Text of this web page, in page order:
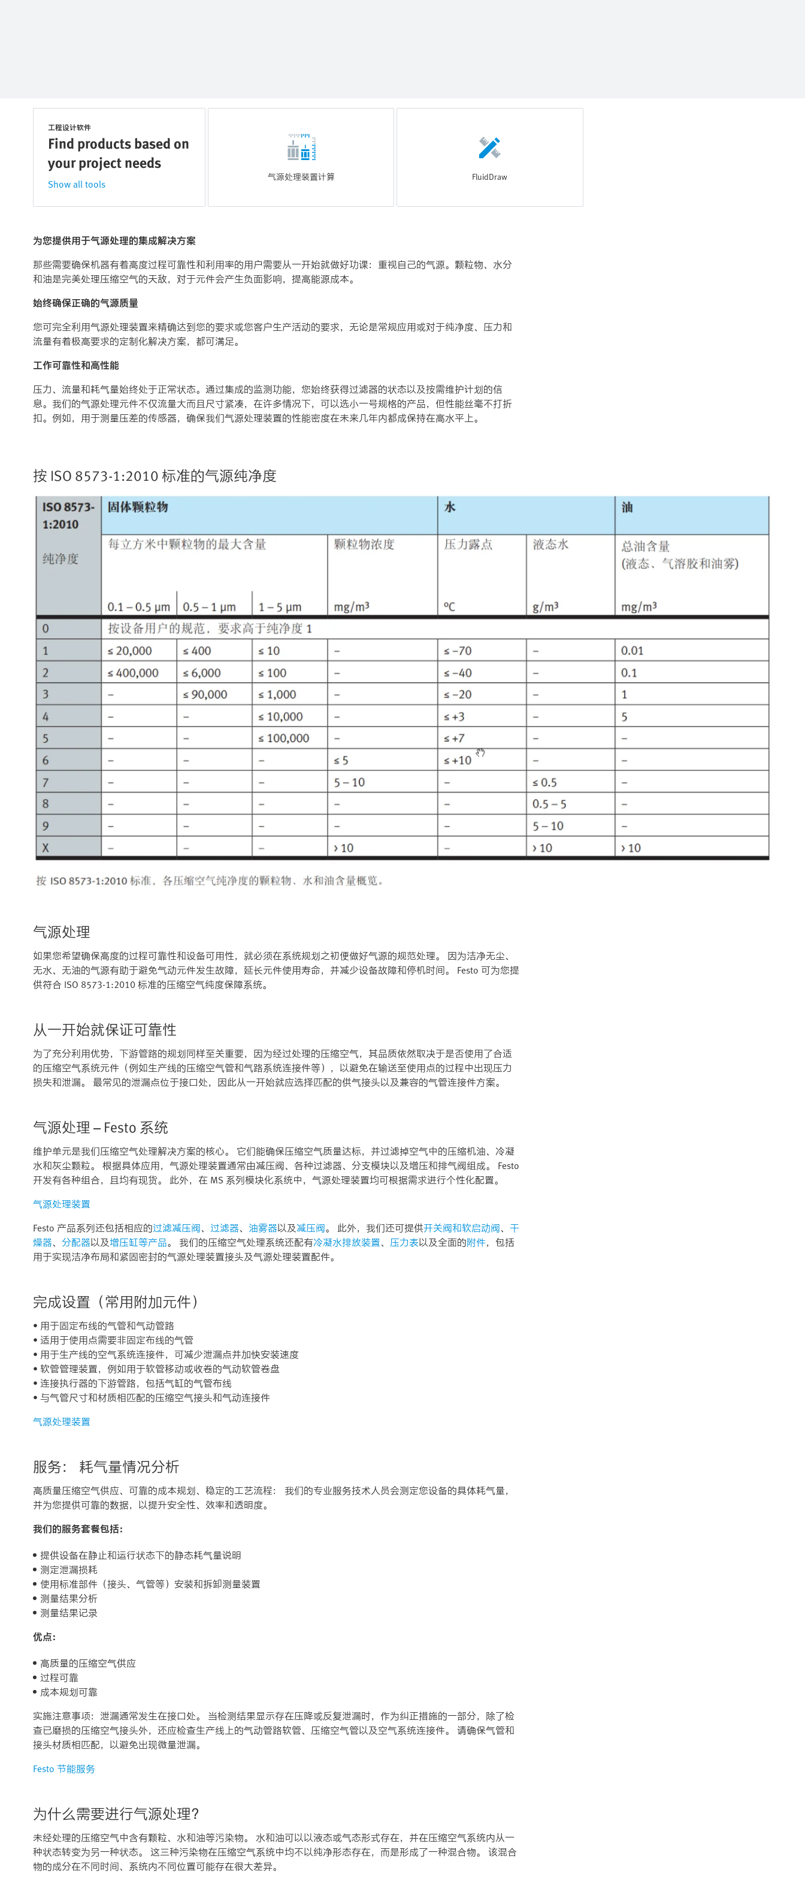
工程设计软件
Find products based on
your project needs
Show all tools
气源处理装置计算 FluidDraw
为您提供用于气源处理的集成解决方案
那些需要确保机器有着高度过程可靠性和利用率的用户需要从一开始就做好功课：重视自己的气源。颗粒物、水分
和油是完美处理压缩空气的天敌，对于元件会产生负面影响，提高能源成本。
始终确保正确的气源质量
您可完全利用气源处理装置来精确达到您的要求或您客户生产活动的要求，无论是常规应用或对于纯净度、压力和
流量有着极高要求的定制化解决方案，都可满足。
工作可靠性和高性能
压力、流量和耗气量始终处于正常状态。通过集成的监测功能，您始终获得过滤器的状态以及按需维护计划的信
息。我们的气源处理元件不仅流量大而且尺寸紧凑，在许多情况下，可以选小一号规格的产品，但性能丝毫不打折
扣。例如，用于测量压差的传感器，确保我们气源处理装置的性能密度在未来几年内都成保持在高水平上。
按 ISO 8573-1:2010 标准的气源纯净度
气源处理
如果您希望确保高度的过程可靠性和设备可用性，就必须在系统规划之初便做好气源的规范处理。 因为洁净无尘、
无水、无油的气源有助于避免气动元件发生故障，延长元件使用寿命，并减少设备故障和停机时间。 Festo 可为您提
供符合 ISO 8573-1:2010 标准的压缩空气纯度保障系统。
从一开始就保证可靠性
为了充分利用优势，下游管路的规划同样至关重要，因为经过处理的压缩空气，其品质依然取决于是否使用了合适
的压缩空气系统元件（例如生产线的压缩空气管和气路系统连接件等），以避免在输送至使用点的过程中出现压力
损失和泄漏。 最常见的泄漏点位于接口处，因此从一开始就应选择匹配的供气接头以及兼容的气管连接件方案。
气源处理 – Festo 系统
维护单元是我们压缩空气处理解决方案的核心。 它们能确保压缩空气质量达标，并过滤掉空气中的压缩机油、冷凝
水和灰尘颗粒。 根据具体应用，气源处理装置通常由减压阀、各种过滤器、分支模块以及增压和排气阀组成。 Festo
开发有各种组合，且均有现货。 此外，在 MS 系列模块化系统中，气源处理装置均可根据需求进行个性化配置。
气源处理装置
Festo 产品系列还包括相应的过滤减压阀、 过滤器、 油雾器以及减压阀。 此外，我们还可提供开关阀和软启动阀、 干
燥器、 分配器以及增压缸等产品。 我们的压缩空气处理系统还配有冷凝水排放装置、 压力表以及全面的附件，包括
用于实现洁净布局和紧固密封的气源处理装置接头及气源处理装置配件。
完成设置（常用附加元件）
• 用于固定布线的气管和气动管路
• 适用于使用点需要非固定布线的气管
• 用于生产线的空气系统连接件，可减少泄漏点并加快安装速度
• 软管管理装置，例如用于软管移动或收卷的气动软管卷盘
• 连接执行器的下游管路，包括气缸的气管布线
• 与气管尺寸和材质相匹配的压缩空气接头和气动连接件
气源处理装置
服务： 耗气量情况分析
高质量压缩空气供应、可靠的成本规划、稳定的工艺流程： 我们的专业服务技术人员会测定您设备的具体耗气量，
并为您提供可靠的数据，以提升安全性、效率和透明度。
我们的服务套餐包括：
提供设备在静止和运行状态下的静态耗气量说明
测定泄漏损耗
使用标准部件（接头、气管等）安装和拆卸测量装置
测量结果分析
测量结果记录
优点：
高质量的压缩空气供应
过程可靠
成本规划可靠
实施注意事项：泄漏通常发生在接口处。 当检测结果显示存在压降或反复泄漏时，作为纠正措施的一部分，除了检
查已磨损的压缩空气接头外，还应检查生产线上的气动管路软管、压缩空气管以及空气系统连接件。 请确保气管和
接头材质相匹配，以避免出现微量泄漏。
Festo 节能服务
为什么需要进行气源处理？
未经处理的压缩空气中含有颗粒、水和油等污染物。 水和油可以以液态或气态形式存在，并在压缩空气系统内从一
种状态转变为另一种状态。 这三种污染物在压缩空气系统中均不以纯净形态存在，而是形成了一种混合物。 该混合
物的成分在不同时间、系统内不同位置可能存在很大差异。